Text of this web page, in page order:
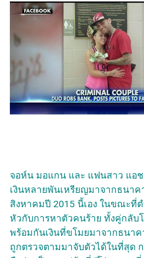
จอห์น มอแกน และ แฟนสาว แอ
เงินหลายพันเหรียญมาจากธนาค
สิงหาคมปี 2015 นี้เอง ในขณะที่
หัวกับการหาตัวคนร้าย ทั้งคู่กลับ
พร้อมกันเงินที่ขโมยมาจากธนา
ถูกตรวจตามมาจับตัวได้ในที่สุด